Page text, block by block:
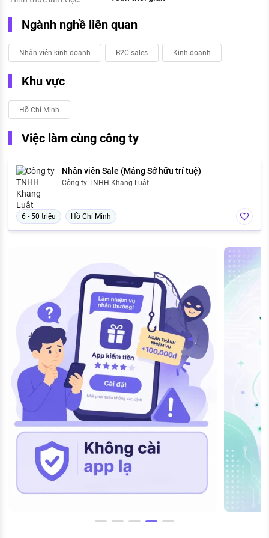
Ngành nghề liên quan
Nhân viên kinh doanh B2C sales Kinh doanh
Khu vực
Hồ Chí Minh
Việc làm cùng công ty
Nhân viên Sale (Mảng Sở hữu trí tuệ)
Công ty TNHH Khang Luật
6 - 50 triệu Hồ Chí Minh